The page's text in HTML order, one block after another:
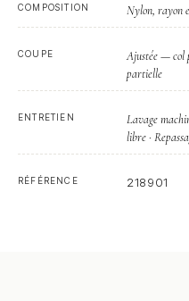
COMPOSITION Nylon, rayon
COUPE
Ajustée — col
partielle
ENTRETIEN
Lavage
libre ·
RÉFÉRENCE 218901